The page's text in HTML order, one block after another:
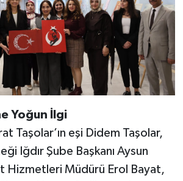
Yoğun İlgi
Taşolar’ın eşi Didem Taşolar,
Iğdır Şube Başkanı Aysun
Hizmetleri Müdürü Erol Bayat,